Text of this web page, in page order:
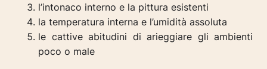
l’intonaco interno e la pittura esistenti
la temperatura interna e l’umidità assoluta
le cattive abitudini di arieggiare gli ambienti
poco o male